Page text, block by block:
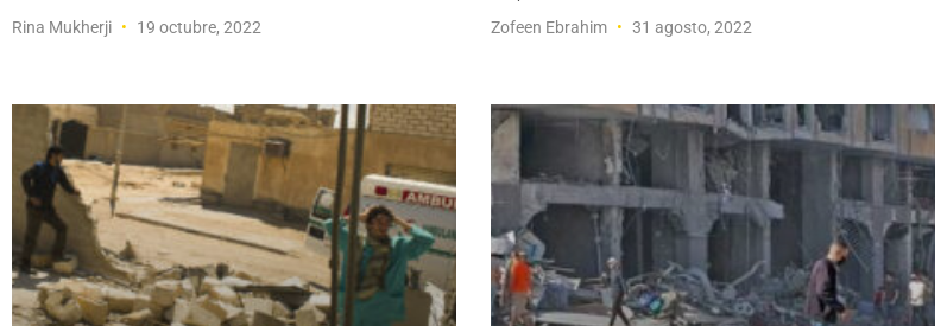
Rina Mukherji 19 octubre, 2022 Zofeen Ebrahim 31 agosto, 2022